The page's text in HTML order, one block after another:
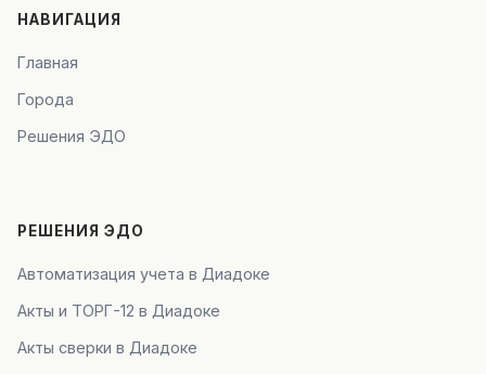
НАВИГАЦИЯ
Главная
Города
Решения ЭДО
РЕШЕНИЯ ЭДО
Автоматизация учета в Диадоке
Акты и ТОРГ-12 в Диадоке
Акты сверки в Диадоке